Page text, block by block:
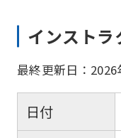
インストラ
最終更新日：
日付